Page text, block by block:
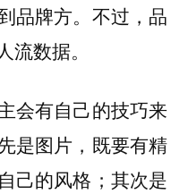
品牌方。不过，品
数据。
会有自己的技巧来
是图片，既要有精
己的风格；其次是